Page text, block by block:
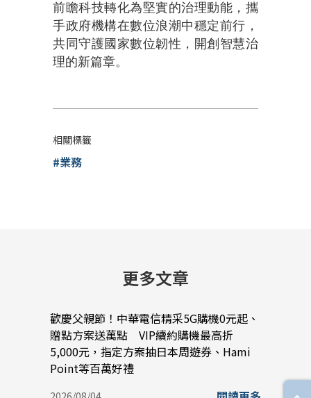
前瞻科技轉化為堅實的治理動能，攜
手政府機構在數位浪潮中穩定前行，
共同守護國家數位韌性，開創智慧治
理的新篇章。
相關標籤
#業務
更多文章
歡慶父親節！中華電信精采5G購機0元起、
贈點方案送萬點 VIP續約購機最高折
5,000元，指定方案抽日本周遊券、Hami
Point等百萬好禮
2026/